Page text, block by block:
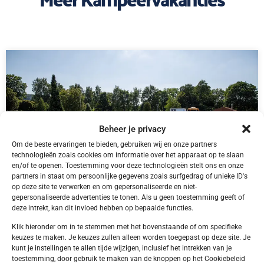
Beheer je privacy
Om de beste ervaringen te bieden, gebruiken wij en onze partners
technologieën zoals cookies om informatie over het apparaat op te slaan
en/of te openen. Toestemming voor deze technologieën stelt ons en onze
partners in staat om persoonlijke gegevens zoals surfgedrag of unieke ID's
op deze site te verwerken en om gepersonaliseerde en niet-
gepersonaliseerde advertenties te tonen. Als u geen toestemming geeft of
deze intrekt, kan dit invloed hebben op bepaalde functies.
Klik hieronder om in te stemmen met het bovenstaande of om specifieke
keuzes te maken. Je keuzes zullen alleen worden toegepast op deze site. Je
kunt je instellingen te allen tijde wijzigen, inclusief het intrekken van je
toestemming, door gebruik te maken van de knoppen op het Cookiebeleid
DE, Bliesgau
Bliesgau Gersheim Camping Walsheim